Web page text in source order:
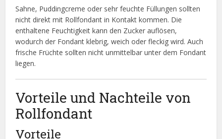
Sahne, Puddingcreme oder sehr feuchte Füllungen sollten
nicht direkt mit Rollfondant in Kontakt kommen. Die
enthaltene Feuchtigkeit kann den Zucker auflösen,
wodurch der Fondant klebrig, weich oder fleckig wird. Auch
frische Früchte sollten nicht unmittelbar unter dem Fondant
liegen.
Vorteile und Nachteile von
Rollfondant
Vorteile